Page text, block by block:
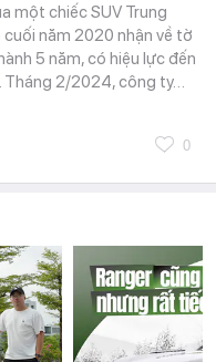
một chiếc SUV Trung
cuối năm 2020 nhận về tờ
5 năm, có hiệu lực đến
2/2024, công ty…
0